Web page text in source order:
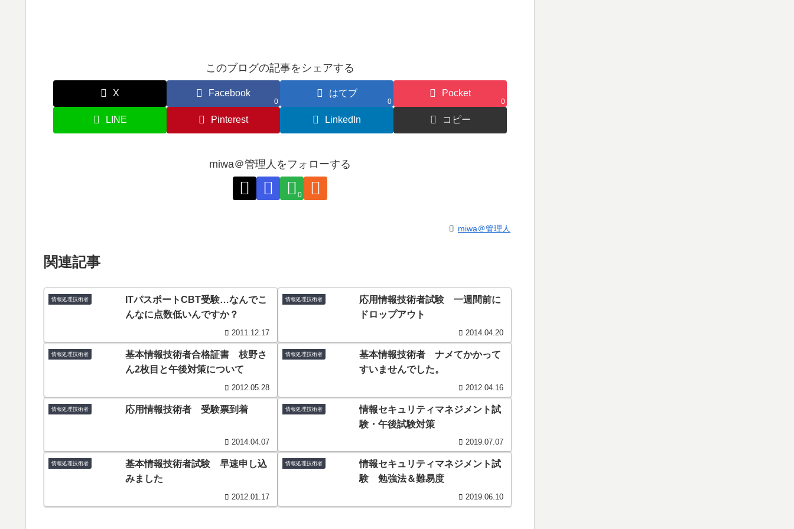
このブログの記事をシェアする
X Facebook
0
はてブ
0
Pocket
0
LINE Pinterest LinkedIn コピー
miwa＠管理人をフォローする
0
miwa＠管理人
関連記事
情報処理技術者
ITパスポートCBT受験…なんでこ
んなに点数低いんですか？
2011.12.17
情報処理技術者
応用情報技術者試験 一週間前に
ドロップアウト
2014.04.20
情報処理技術者
基本情報技術者合格証書 枝野さ
ん2枚目と午後対策について
2012.05.28
情報処理技術者
基本情報技術者 ナメてかかって
すいませんでした。
2012.04.16
情報処理技術者 応用情報技術者 受験票到着
2014.04.07
情報処理技術者
情報セキュリティマネジメント試
験・午後試験対策
2019.07.07
情報処理技術者
基本情報技術者試験 早速申し込
みました
2012.01.17
情報処理技術者
情報セキュリティマネジメント試
験 勉強法＆難易度
2019.06.10